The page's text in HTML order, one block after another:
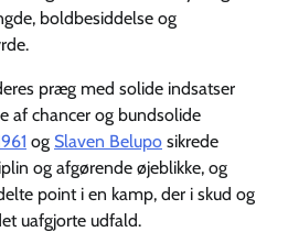
boldbesiddelse og
præg med solide indsatser
af chancer og bundsolide
og Slaven Belupo sikrede
og afgørende øjeblikke, og
point i en kamp, der i skud og
uafgjorte udfald.